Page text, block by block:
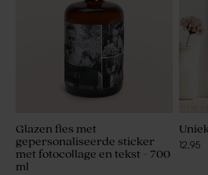
Glazen fles met
gepersonaliseerde sticker
met fotocollage en tekst - 700
ml
12,95